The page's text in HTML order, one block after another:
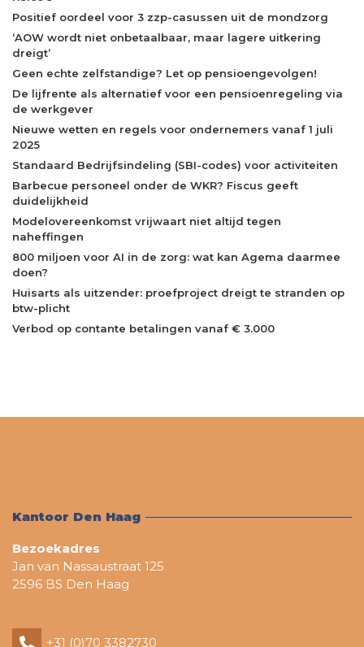
Positief oordeel voor 3 zzp-casussen uit de mondzorg
‘AOW wordt niet onbetaalbaar, maar lagere uitkering
dreigt’
Geen echte zelfstandige? Let op pensioengevolgen!
De lijfrente als alternatief voor een pensioenregeling via
de werkgever
Nieuwe wetten en regels voor ondernemers vanaf 1 juli
2025
Standaard Bedrijfsindeling (SBI-codes) voor activiteiten
Barbecue personeel onder de WKR? Fiscus geeft
duidelijkheid
Modelovereenkomst vrijwaart niet altijd tegen
naheffingen
800 miljoen voor AI in de zorg: wat kan Agema daarmee
doen?
Huisarts als uitzender: proefproject dreigt te stranden op
btw-plicht
Verbod op contante betalingen vanaf € 3.000
Kantoor Den Haag
Bezoekadres
Jan van Nassaustraat 125
2596 BS Den Haag
+31 (0)70 3382730